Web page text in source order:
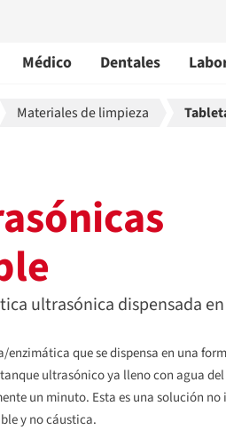
Médico Dentales
Materiales de limpieza
ultrasónica dispensada en
que se dispensa en una
ultrasónico ya lleno con agua
un minuto. Esta es una solución no
y no cáustica.